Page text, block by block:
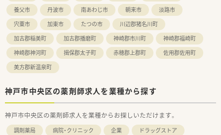
養父市
丹波市 南あわじ市 朝来市
淡路市
宍粟市
加東市 たつの市
川辺郡猪名川町
加古郡稲美町
加古郡播磨町 神崎郡市川町
神崎郡福崎町
神崎郡神河町
揖保郡太子町 赤穂郡上郡町
佐用郡佐用町
美方郡新温泉町
神戸市中央区の薬剤師求人を業種から探す
神戸市中央区の薬剤師求人を業種からお探しいただけます。
調剤薬局 病院・クリニック 企業
ドラッグストア